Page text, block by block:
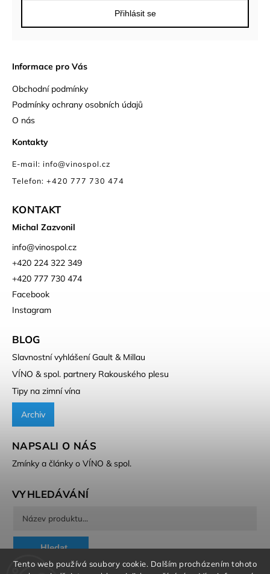
Tento web používá soubory cookie. Dalším procházením tohoto
Přihlásit se
Informace pro Vás
Obchodní podmínky
Podmínky ochrany osobních údajů
O nás
Kontakty
E-mail: info@vinospol.cz
Telefon: +420 777 730 474
KONTAKT
Michal Zazvonil
info@vinospol.cz
+420 224 322 349
+420 777 730 474
Facebook
Instagram
BLOG
Slavnostní vyhlášení Gault & Millau
VÍNO & spol. partnery Rakouského plesu
Tipy na zimní vína
Archiv
NAPSALI O NÁS
Zmínky a články o VÍNO & spol.
VYHLEDÁVÁNÍ
Hledat